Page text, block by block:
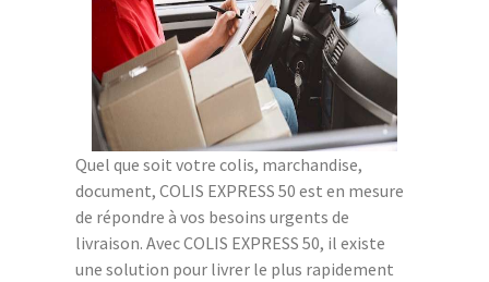
Quel que soit votre colis, marchandise,
document, COLIS EXPRESS 50 est en mesure
de répondre à vos besoins urgents de
livraison. Avec COLIS EXPRESS 50, il existe
une solution pour livrer le plus rapidement